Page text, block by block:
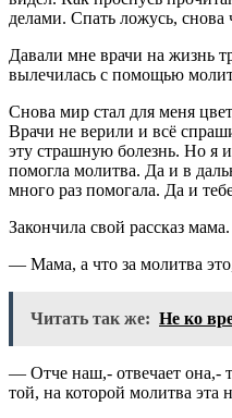
делами. Спать ложусь,
Давали мне врачи на жизнь
вылечилась с помощью
Снова мир стал для меня
Врачи не верили и всё
эту страшную болезнь. Но я
помогла молитва. Да и в
много раз помогала. Да и
Закончила свой рассказ мама.
— Мама, а что за молитва
Читать так же: Не ко
— Отче наш,- отвечает она,-
той, на которой молитва эта